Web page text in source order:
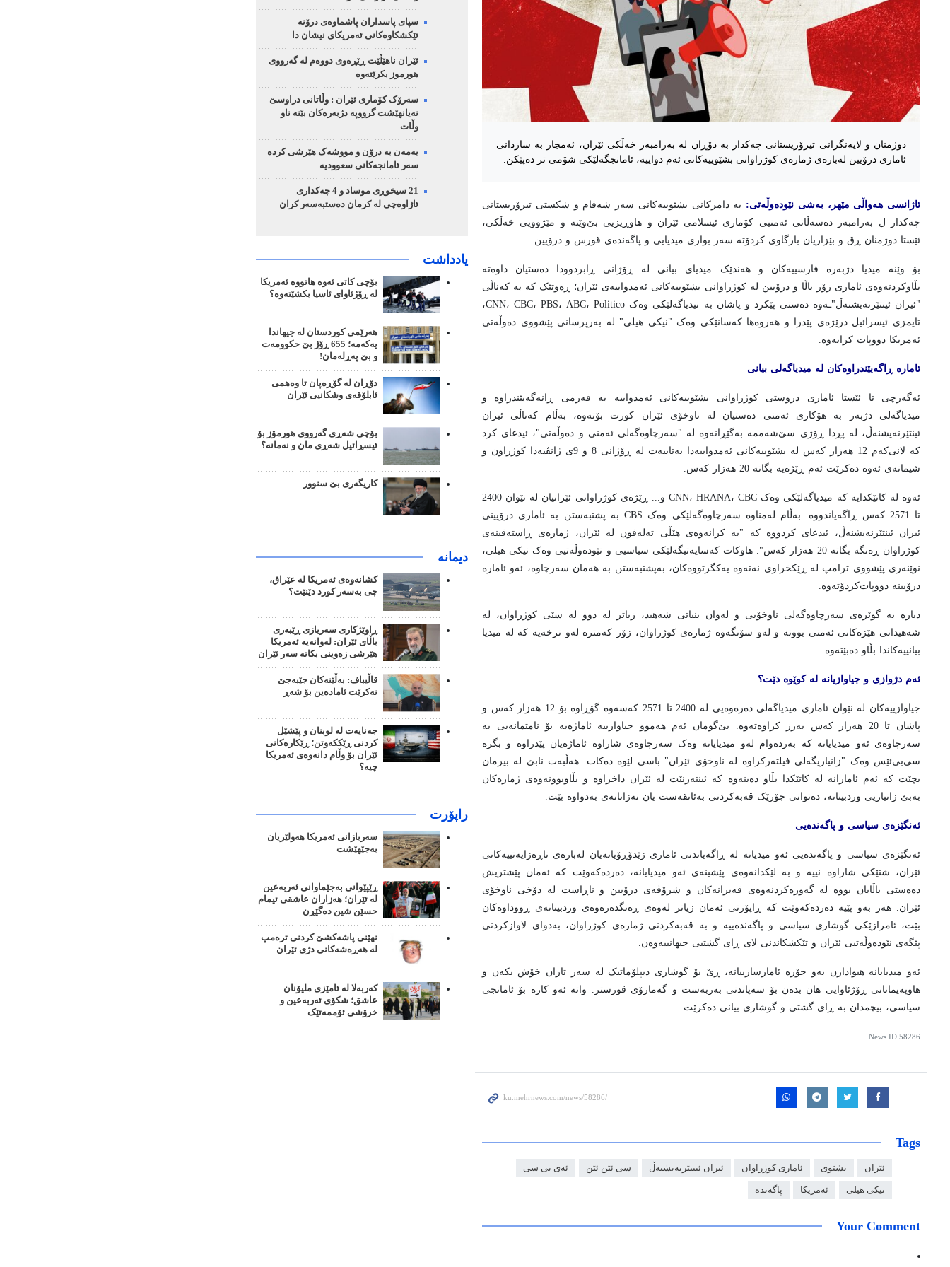
دوژمنان و لایەنگرانی تیرۆریستانی چەکدار بە دۆڕان لە بەرامبەر خەڵکی ئێران، ئەمجار بە سازدانی
ئاماری درۆیین لەبارەی ژمارەی کوژراوانی بشێوییەکانی ئەم دواییە، ئامانجگەلێکی شۆمی تر دەپێکن.
ئاژانسی هەواڵی مێهر، بەشی نێودەوڵەتی: بە دامرکانی بشێوییەکانی سەر شەقام و شکستی تیرۆریستانی
چەکدار ل بەرامبەر دەسەڵاتی ئەمنیی کۆماری ئیسلامی ئێران و هاوڕیزیی بێ‌وێنە و مێژوویی خەڵکی،
ئێستا دوژمنان ڕق و بێزاریان بارگاوی کردۆتە سەر بواری میدیایی و پاگەندەی قورس و درۆیین.
بۆ وێنە میدیا دژبەرە فارسییەکان و هەندێک میدیای بیانی لە ڕۆژانی ڕابردوودا دەستیان داوەتە
بڵاوکردنەوەی ئاماری زۆر باڵا و درۆیین لە کوژراوانی بشێوییەکانی ئەمدواییەی ئێران؛ ڕەوتێک کە بە کەناڵی
"ئیران ئینتێرنەیشنەڵ"ـه‌وە دەستی پێکرد و پاشان بە نیدیاگەلێکی وەک CNN، CBC، PBS، ABC، Politico،
تایمزی ئیسرائیل درێژەی پێدرا و هەروەها کەسانێکی وەک "نیکی هیلی" لە بەرپرسانی پێشووی دەوڵەتی
ئەمریکا دووپات کرایەوە.
ئامارە ڕاگەیێندراوەکان لە میدیاگەلی بیانی
ئەگەرچی تا ئێستا ئاماری دروستی کوژراوانی بشێوییەکانی ئەمدواییە بە فەرمی ڕانەگەیێندراوە و
میدیاگەلی دژبەر بە هۆکاری ئەمنی دەستیان لە ناوخۆی ئێران کورت بۆتەوە، بەڵام کەناڵی ئیران
ئینتێرنەیشنەڵ، لە پڕدا ڕۆژی سێ‌شەممە بەگێڕانەوە لە "سەرچاوەگەلی ئەمنی و دەوڵەتی"، ئیدعای کرد
کە لانی‌کەم 12 هەزار کەس لە بشێوییەکانی ئەمدواییەدا بەتایبەت لە ڕۆژانی 8 و 9ی ژانڤیەدا کوژراون و
شیمانەی ئەوە دەکرێت ئەم ڕێژەیە بگاتە 20 هەزار کەس.
ئەوە لە کاتێکدایە کە میدیاگەلێکی وەک CNN، HRANA، CBC و... ڕێژەی کوژراوانی ئێرانیان لە نێوان 2400
تا 2571 کەس ڕاگەیاندووە. بەڵام لەمناوە سەرچاوەگەلێکی وەک CBS بە پشتبەستن بە ئاماری درۆیینی
ئیران ئینتێرنەیشنەڵ، ئیدعای کردووە کە "بە کرانەوەی هێڵی تەلەفون لە ئێران، ژمارەی ڕاستەقینەی
کوژراوان ڕەنگە بگاتە 20 هەزار کەس". هاوکات کەسایەتیگەلێکی سیاسیی و نێودەوڵەتیی وەک نیکی هیلی،
نوێنەری پێشووی ترامپ لە ڕێکخراوی نەتەوە یەکگرتووەکان، بەپشتبەستن بە هەمان سەرچاوە، ئەو ئامارە
درۆیینە دووپات‌کردۆتەوە.
دیارە بە گوێرەی سەرچاوەگەلی ناوخۆیی و لەوان بنیاتی شەهید، زیاتر لە دوو لە سێی کوژراوان، لە
شەهیدانی هێزەکانی ئەمنی بوونە و لەو سۆنگەوە ژمارەی کوژراوان، زۆر کەمترە لەو نرخەیە کە لە میدیا
بیانییەکاندا بڵاو دەبێتەوە.
ئەم دژوازی و جیاوازیانە لە کوێوە دێت؟
جیاوازییەکان لە نێوان ئاماری میدیاگەلی دەرەوەیی لە 2400 تا 2571 کەسەوە گۆڕاوە بۆ 12 هەزار کەس و
پاشان تا 20 هەزار کەس بەرز کراوەتەوە. بێ‌گومان ئەم هەموو جیاوازییە ئاماژەیە بۆ نامتمانەیی بە
سەرچاوەی ئەو میدیایانە کە بەردەوام لەو میدیایانە وەک سەرچاوەی شاراوە ئاماژەیان پێدراوە و بگرە
سی‌بی‌ئێس وەک "زانیاریگەلی فیلتەرکراوە لە ناوخۆی ئێران" باسی لێوە دەکات. هەڵبەت نابێ لە بیرمان
بچێت کە ئەم ئامارانە لە کاتێکدا بڵاو دەبنەوە کە ئینتەرنێت لە ئێران داخراوە و بڵاوبوونەوەی ژمارەکان
بەبێ زانیاریی وردبینانە، دەتوانی جۆرێک قەبەکردنی بەئانقەست یان نەزانانەی بەدواوە بێت.
ئەنگێزەی سیاسی و پاگەندەیی
ئەنگێزەی سیاسی و پاگەندەیی ئەو میدیانە لە ڕاگەیاندنی ئاماری زێدۆڕۆیانەیان لەبارەی ناڕەزایەتییەکانی
ئێران، شتێکی شاراوە نییە و بە لێکدانەوەی پێشینەی ئەو میدیایانە، دەردەکەوێت کە ئەمان پێشتریش
دەەستی باڵایان بووە لە گەورەکردنەوەی قەیرانەکان و شرۆڤەی درۆیین و ناڕاست لە دۆخی ناوخۆی
ئێران. هەر بەو پێیە دەردەکەوێت کە ڕاپۆرتی ئەمان زیاتر لەوەی ڕەنگدەرەوەی وردبینانەی ڕووداوەکان
بێت، ئامرازێکی گوشاری سیاسی و پاگەندەییە و بە قەبەکردنی ژمارەی کوژراوان، بەدوای لاوازکردنی
پێگەی نێودەوڵەتیی ئێران و تێکشکاندنی لای ڕای گشتیی جیهانییەوەن.
ئەو میدیایانە هیوادارن بەو جۆرە ئامارسازییانە، ڕێ بۆ گوشاری دیپلۆماتیک لە سەر تاران خۆش بکەن و
هاوپەیمانانی ڕۆژئاوایی هان بدەن بۆ سەپاندنی بەربەست و گەمارۆی قورستر. واتە ئەو کارە بۆ ئامانجی
سیاسی، بیچمدان بە ڕای گشتی و گوشاری بیانی دەکرێت.
News ID 58286
Tags
ئێران بشێوی ئاماری کوژراوان ئیران ئینتێرنەیشنەڵ سی ئێن ئێن ئەی بی سی
نیکی هیلی ئەمریکا پاگەندە
Your Comment
سپای پاسداران پاشماوەی درۆنە
تێکشکاوەکانی ئەمریکای نیشان دا
ئێران ناهێڵێت ڕێڕەوی دووەم لە گەرووی
هورموز بکرێتەوە
سەرۆک کۆماری ئێران : وڵاتانی دراوسێ
نەیانهێشت گرووپە دژبەرەکان بێنە ناو
وڵات
یەمەن بە درۆن و مووشەک هێرشی کردە
سەر ئامانجەکانی سعوودیە
21 سیخوڕی موساد و 4 چەکداری
ئاژاوەچی لە کرمان دەستبەسەر کران
یادداشت
بۆچی کاتی ئەوە هاتووە ئەمریکا
لە ڕۆژئاوای ئاسیا بکشێتەوە؟
هەرێمی کوردستان لە جیهاندا
یەکەمە؛ 655 ڕۆژ بێ حکوومەت
و بێ پەڕلەمان!
دۆڕان لە گۆڕەپان تا وەهمی
ئابلۆقەی وشکانیی ئێران
بۆچی شەڕی گەرووی هورمۆز بۆ
ئیسڕائیل شەڕی مان و نەمانە؟
کاریگەری بێ سنوور
دیمانە
کشانەوەی ئەمریکا لە عێراق،
چی بەسەر کورد دێنێت؟
ڕاوێژکاری سەربازی ڕێبەری
باڵای ئێران: لەوانەیە ئەمریکا
هێرشی زەوینی بکاتە سەر ئێران
قاڵیباف: بەڵێنەکان جێبەجێ
نەکرێت ئامادەین بۆ شەڕ
جەنایەت لە لوبنان و پێشێل
کردنی ڕێککەوتن؛ ڕێکارەکانی
ئێران بۆ وڵام دانەوەی ئەمریکا
چیە؟
راپۆرت
سەربازانی ئەمریکا هەولێریان
بەجێهێشت
ڕێپێوانی بەجێماوانی ئەربەعین
لە ئێران؛ هەزاران عاشقی ئیمام
حسێن شین دەگێڕن
نهێنی پاشەکشێ کردنی ترەمپ
لە هەڕەشەکانی دژی ئێران
کەربەلا لە ئامێزی ملیۆنان
عاشق؛ شکۆی ئەربەعین و
خرۆشی ئۆممەتێک